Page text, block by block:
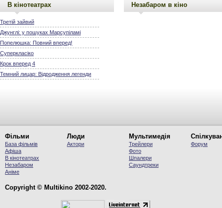
В кінотеатрах
Третій зайвий
Джунглі: у пошуках Марсупіламі
Попелюшка: Повний вперед!
Суперкласіко
Крок вперед 4
Темний лицар: Відродження легенди
Незабаром в кіно
Фільми
База фільмів
Афіша
В кінотеатрах
Незабаром
Аніме
Люди
Актори
Мультимедія
Трейлери
Фото
Шпалери
Саундтреки
Форум
Copyright © Multikino 2002-2020.